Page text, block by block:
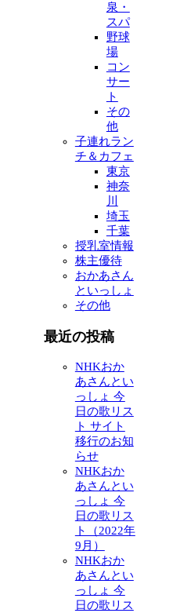
泉・
スパ
野球
場
コン
サー
ト
その
他
子連れラン
チ＆カフェ
東京
神奈
川
埼玉
千葉
授乳室情報
株主優待
おかあさん
といっしょ
その他
最近の投稿
NHKおか
あさんとい
っしょ 今
日の歌リス
ト サイト
移行のお知
らせ
NHKおか
あさんとい
っしょ 今
日の歌リス
ト（2022年
9月）
NHKおか
あさんとい
っしょ 今
日の歌リス